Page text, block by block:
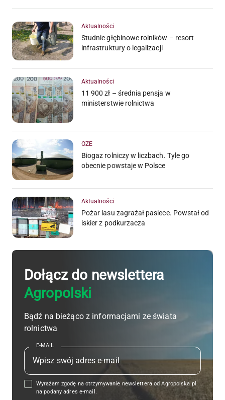
Aktualności
Studnie głębinowe rolników – resort
infrastruktury o legalizacji
Aktualności
11 900 zł – średnia pensja w
ministerstwie rolnictwa
OZE
Biogaz rolniczy w liczbach. Tyle go
obecnie powstaje w Polsce
Aktualności
Pożar lasu zagrażał pasiece. Powstał od
iskier z podkurzacza
Dołącz do newslettera
Agropolski
Bądź na bieżąco z informacjami ze świata
rolnictwa
E-MAIL
Wyrażam zgodę na otrzymywanie newslettera od Agropolska.pl
na podany adres e-mail.